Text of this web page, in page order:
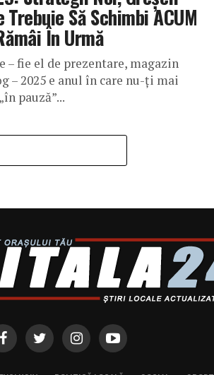
Trebuie Să Schimbi ACUM
În Urmă
– fie el de prezentare, magazin
– 2025 e anul în care nu-ți mai
pauză”...